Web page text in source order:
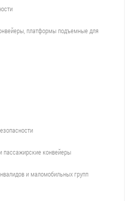
платформы подъемные для
пассажирские конвейеры
и маломобильных групп